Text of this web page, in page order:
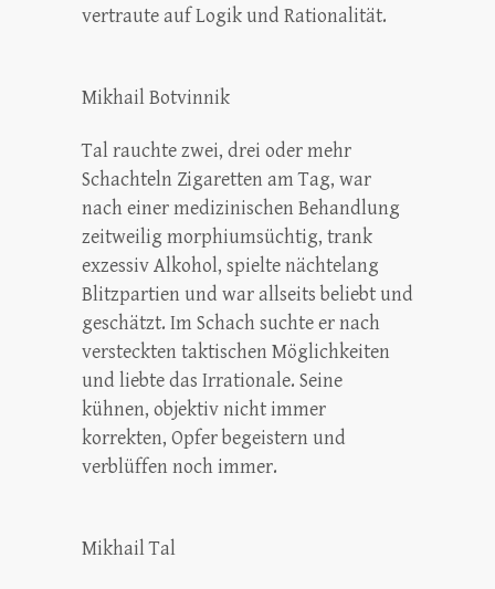
vertraute auf Logik und Rationalität.
Mikhail Botvinnik
Tal rauchte zwei, drei oder mehr
Schachteln Zigaretten am Tag, war
nach einer medizinischen Behandlung
zeitweilig morphiumsüchtig, trank
exzessiv Alkohol, spielte nächtelang
Blitzpartien und war allseits beliebt und
geschätzt. Im Schach suchte er nach
versteckten taktischen Möglichkeiten
und liebte das Irrationale. Seine
kühnen, objektiv nicht immer
korrekten, Opfer begeistern und
verblüffen noch immer.
Mikhail Tal